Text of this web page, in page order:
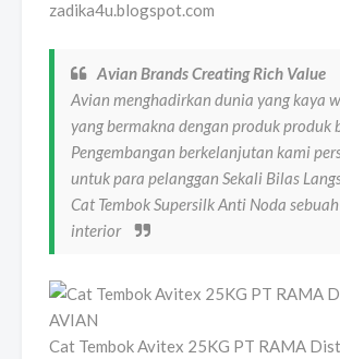
zadika4u.blogspot.com
Avian Brands Creating Rich Value
Avian menghadirkan dunia yang kaya
yang bermakna dengan produk produk
Pengembangan berkelanjutan kami
untuk para pelanggan Sekali Bilas
Cat Tembok Supersilk Anti Noda
interior
Cat Tembok Avitex 25KG PT RAMA